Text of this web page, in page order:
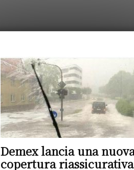
Demex lancia una
copertura